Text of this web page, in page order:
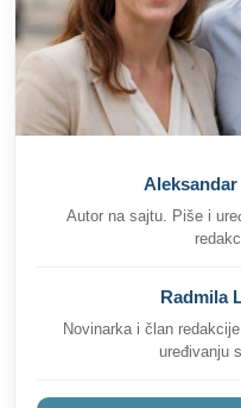
Autor na sajtu. Piše i
Radmila
Novinarka i član
uređivanju
Crna
Kako
Kako
i
Saveti